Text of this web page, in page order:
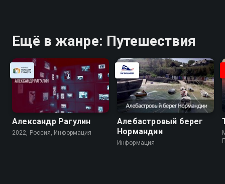
Ещё в жанре: Путешествия
Александр Рагулин
2022, Россия, Информация
Алебастровый берег
Нормандии
Информация